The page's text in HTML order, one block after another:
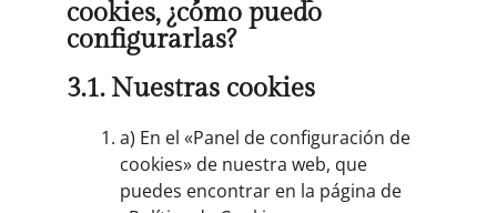
cookies, ¿cómo puedo
configurarlas?
3.1. Nuestras cookies
a) En el «Panel de configuración de
cookies» de nuestra web, que
puedes encontrar en la página de